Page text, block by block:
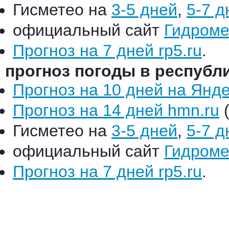
Гисметео на 3-5 дней, 5-7
официальный сайт
Прогноз на 7 дней rp5.ru.
прогноз погоды в
Прогноз на 10 дней на
Прогноз на 14 дней hmn.ru
Гисметео на 3-5 дней, 5-7
официальный сайт
Прогноз на 7 дней rp5.ru.